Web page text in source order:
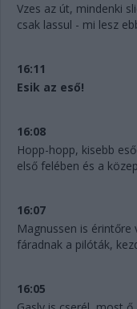
Vzes az út, mindenki
csak lassul - mi lesz
16:11
Esik az eső!
16:08
Hopp-hopp, kisebb
első felében és a
16:07
Magnussen is
fáradnak a pilóták,
16:05